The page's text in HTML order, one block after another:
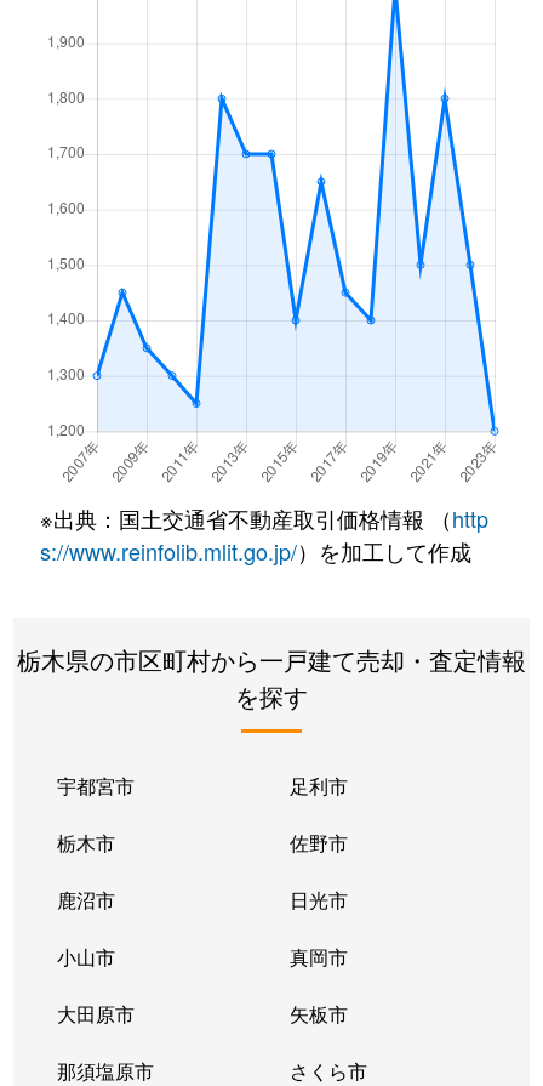
160万円 野崎(栃木)
徒歩1時間
1,000万円 野崎(栃木)
徒歩45分
5,400万円 西那須野
徒歩45分
2,700万円 西那須野
徒歩45分
2,800万円
徒歩45分
3,000万円
徒歩45分
紫塚
3,500万円 西那須野
徒歩45分
元町
220万円 西那須野
徒歩1時間
若草
2,800万円 西那須野
徒歩1時間
西那須野
※出典：国土交通省不動産取引価格情報 （http
s://www.reinfolib.mlit.go.jp/）を加工して作成
栃木県の市区町村から一戸建て売却・査定情報
を探す
宇都宮市 足利市
栃木市 佐野市
鹿沼市 日光市
小山市 真岡市
大田原市 矢板市
那須塩原市 さくら市